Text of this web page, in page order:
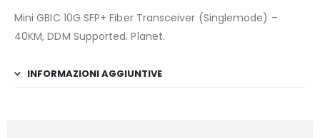
Mini GBIC 10G SFP+ Fiber Transceiver (Singlemode) –
40KM, DDM Supported. Planet.
INFORMAZIONI AGGIUNTIVE